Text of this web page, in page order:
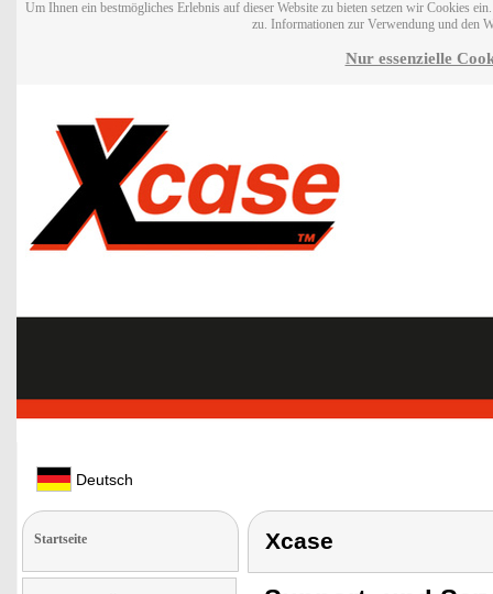
Um Ihnen ein bestmögliches Erlebnis auf dieser Website zu bieten setzen wir Cookies
zu. Informationen zur Verwendung und den
Nur essenzielle
Deutsch
Startseite Xcase